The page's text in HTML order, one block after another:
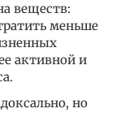
веществ:
меньше
активной и
но